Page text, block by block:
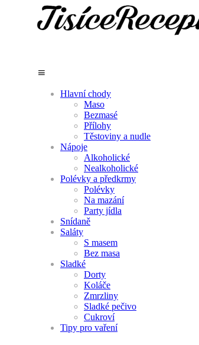
Hlavní chody
Maso
Bezmasé
Přílohy
Těstoviny a nudle
Nápoje
Alkoholické
Nealkoholické
Polévky a předkrmy
Polévky
Na mazání
Party jídla
Snídaně
Saláty
S masem
Bez masa
Sladké
Dorty
Koláče
Zmrzliny
Sladké pečivo
Cukroví
Tipy pro vaření